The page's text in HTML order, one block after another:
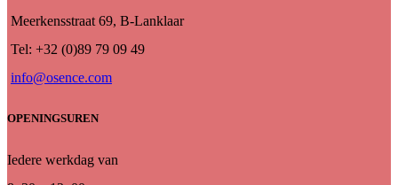
Meerkensstraat 69, B-Lanklaar
Tel: +32 (0)89 79 09 49
info@osence.com
OPENINGSUREN
Iedere werkdag van